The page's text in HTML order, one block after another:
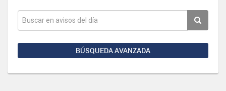
BÚSQUEDA AVANZADA